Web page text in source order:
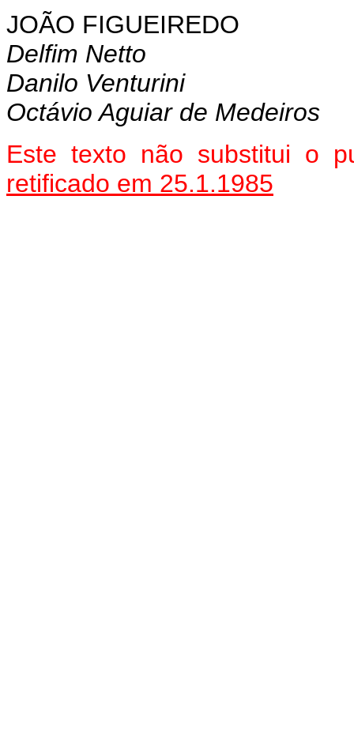
JOÃO FIGUEIREDO
Delfim Netto
Danilo Venturini
Octávio Aguiar de Medeiros
Este texto não substitui o
retificado em 25.1.1985